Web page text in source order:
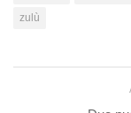
zulù